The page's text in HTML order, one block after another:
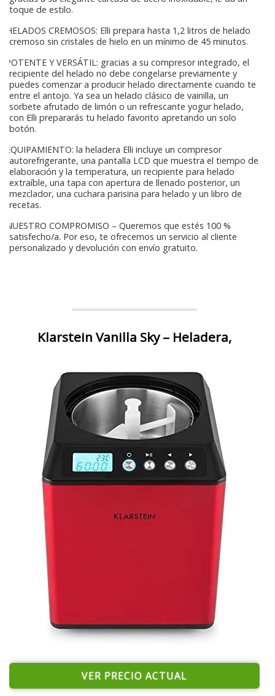
toque de estilo.
HELADOS CREMOSOS: Elli prepara hasta 1,2 litros de helado
cremoso sin cristales de hielo en un mínimo de 45 minutos.
POTENTE Y VERSÁTIL: gracias a su compresor integrado, el
recipiente del helado no debe congelarse previamente y
puedes comenzar a producir helado directamente cuando te
entre el antojo. Ya sea un helado clásico de vainilla, un
sorbete afrutado de limón o un refrescante yogur helado,
con Elli prepararás tu helado favorito apretando un solo
botón.
EQUIPAMIENTO: la heladera Elli incluye un compresor
autorefrigerante, una pantalla LCD que muestra el tiempo de
elaboración y la temperatura, un recipiente para helado
extraíble, una tapa con apertura de llenado posterior, un
mezclador, una cuchara parisina para helado y un libro de
recetas.
NUESTRO COMPROMISO – Queremos que estés 100 %
satisfecho/a. Por eso, te ofrecemos un servicio al cliente
personalizado y devolución con envío gratuito.
Klarstein Vanilla Sky – Heladera,
VER PRECIO ACTUAL